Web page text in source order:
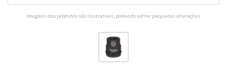
Imagens dos produtos são ilustrativas, podendo sofrer pequenas alterações.